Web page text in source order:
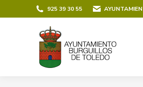
925 39 30 55